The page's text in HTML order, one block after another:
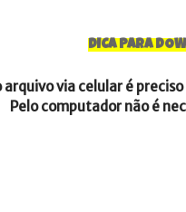
DICA PARA
arquivo via celular é
Pelo computador não é